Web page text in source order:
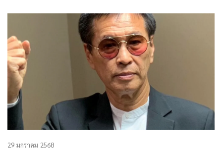
ซัพพอร์ตสังคมทุกรูปแบบ
29 มกราคม 2568